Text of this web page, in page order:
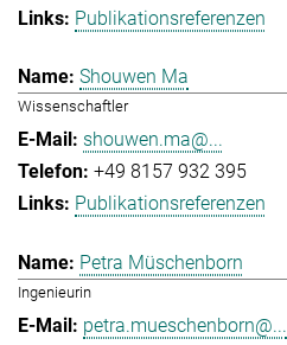
Publikationsreferenzen
Shouwen Ma
Wissenschaftler
shouwen.ma@...
+49 8157 932 395
Publikationsreferenzen
Petra Müschenborn
Ingenieurin
petra.mueschenborn@...